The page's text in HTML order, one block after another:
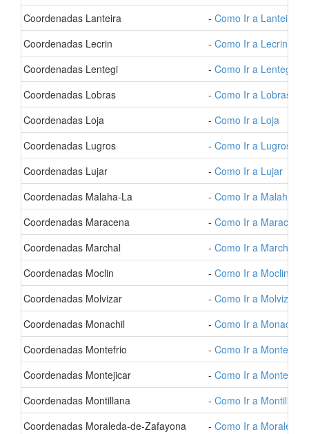
- Coordenadas Lanteira
- Como Ir a Lanteira
- Coordenadas Lecrin
- Como Ir a Lecrin
- Coordenadas Lentegi
- Como Ir a Lentegi
- Coordenadas Lobras
- Como Ir a Lobras
- Coordenadas Loja
- Como Ir a Loja
- Coordenadas Lugros
- Como Ir a Lugros
- Coordenadas Lujar
- Como Ir a Lujar
- Coordenadas Malaha-La
- Como Ir a Malaha-La
- Coordenadas Maracena
- Como Ir a Maracena
- Coordenadas Marchal
- Como Ir a Marchal
- Coordenadas Moclin
- Como Ir a Moclin
- Coordenadas Molvizar
- Como Ir a Molvizar
- Coordenadas Monachil
- Como Ir a Monachil
- Coordenadas Montefrio
- Como Ir a Montefrio
- Coordenadas Montejicar
- Como Ir a Montejicar
- Coordenadas Montillana
- Como Ir a Montillana
- Coordenadas Moraleda-de-Zafayona
- Como Ir a